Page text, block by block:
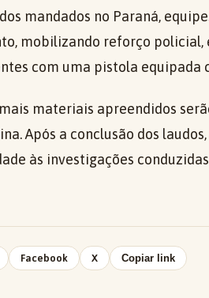
mandados no Paraná,
mobilizando reforço
com uma pistola equipada
materiais apreendidos
Após a conclusão dos
às investigações
Facebook X Copiar link